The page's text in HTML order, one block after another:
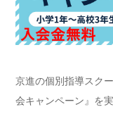
京進の個別指導スク
会キャンペーン』を